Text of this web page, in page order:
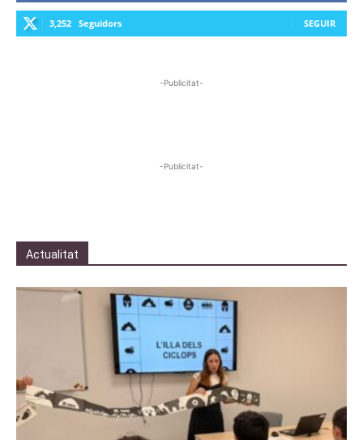
3,252 Seguidors SEGUIR
-Publicitat-
-Publicitat-
Actualitat